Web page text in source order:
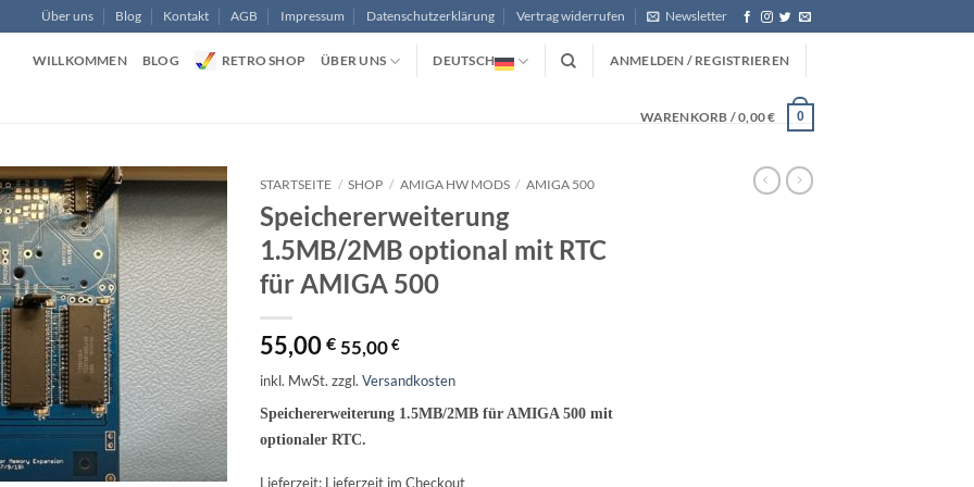
Über uns Blog Kontakt AGB Impressum Datenschutzerklärung Vertrag widerrufen Newsletter
WILLKOMMEN BLOG RETRO SHOP ÜBER UNS DEUTSCH ANMELDEN / REGISTRIEREN
WARENKORB /0,00€ 0
STARTSEITE / SHOP / AMIGA HW MODS / AMIGA 500
Speichererweiterung
1.5MB/2MB optional mit RTC
für AMIGA 500
55,00 € 55,00€
inkl. MwSt. zzgl. Versandkosten
Speichererweiterung 1.5MB/2MB für AMIGA 500 mit
optionaler RTC.
Lieferzeit: Lieferzeit im Checkout